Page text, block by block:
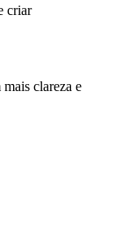
criar
clareza e